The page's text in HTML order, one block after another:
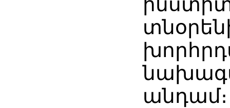
անդամ։